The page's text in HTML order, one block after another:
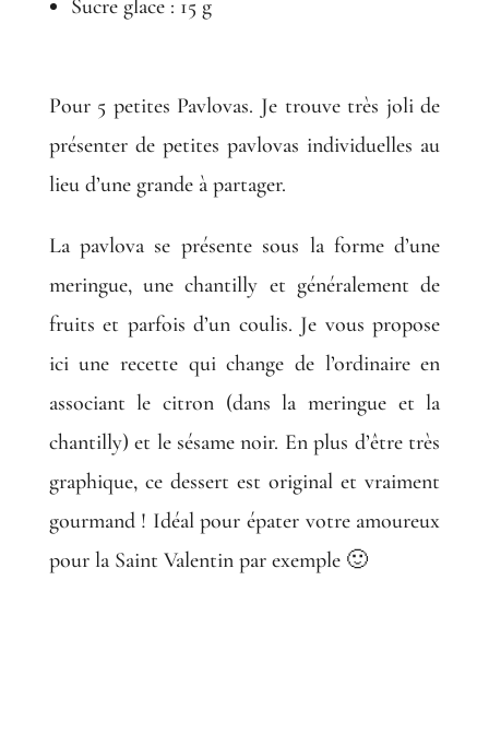
Sucre glace : 15 g
Pour 5 petites Pavlovas. Je trouve très joli de
présenter de petites pavlovas individuelles au
lieu d’une grande à partager.
La pavlova se présente sous la forme d’une
meringue, une chantilly et généralement de
fruits et parfois d’un coulis. Je vous propose
ici une recette qui change de l’ordinaire en
associant le citron (dans la meringue et la
chantilly) et le sésame noir. En plus d’être très
graphique, ce dessert est original et vraiment
gourmand ! Idéal pour épater votre amoureux
pour la Saint Valentin par exemple 🙂